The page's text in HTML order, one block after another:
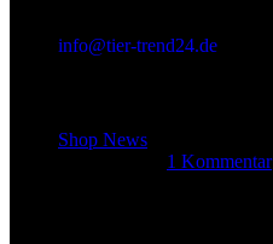
info@tier-trend24.de
Shop News
1 Kommentar